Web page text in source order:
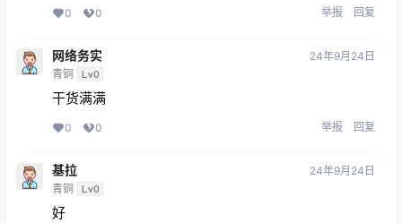
0 0 举报 回复
网络务实
青铜 Lv0
24年9月24日
干货满满
0 0 举报 回复
基拉
青铜 Lv0
24年9月24日
好